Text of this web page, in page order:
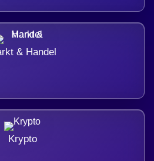
& Handel
Krypto